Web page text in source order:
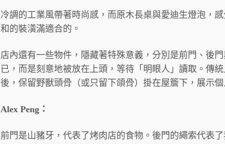
冷調的工業風帶著時尚感，而原木長桌與愛迪生燈泡，
和的裝潢滿適合的。
店內還有一些物件，隱藏著特殊意義，分別是前門、後
已，而是刻意地被放在上頭，等待「明眼人」讀取。傳
後，保留野獸頭骨（或只留下頜骨）掛在屋簷下，展示
Alex Peng：
前門是山豬牙，代表了烤肉店的食物。後門的繩索代表